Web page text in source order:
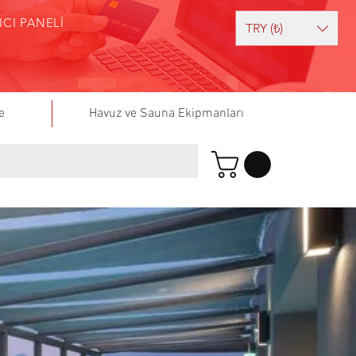
PANELİ TRY (₺)
Havuz ve Sauna Ekipmanları